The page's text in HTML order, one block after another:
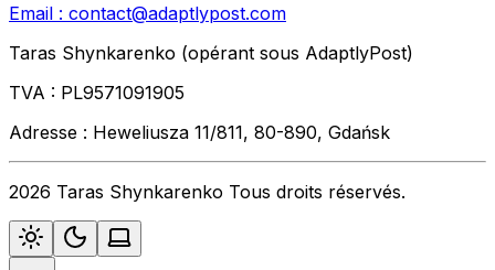
Email : contact@adaptlypost.com
Taras Shynkarenko (opérant sous AdaptlyPost)
TVA : PL9571091905
Adresse : Heweliusza 11/811, 80-890, Gdańsk
2026 Taras Shynkarenko Tous droits réservés.